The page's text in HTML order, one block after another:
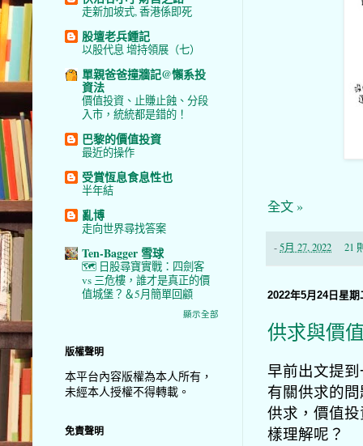
全文 »
-5月 27, 2022 21
2022年5月24日星期
供求與價
早前出文提
有關供求的
供求，價值
樣理解呢？
走新加坡式, 香港係即死
股壇老兵鍾記
以股代息 增持領展（七）
單親爸爸撞牆記@懶系投
資法
價值投資、止賺止蝕、分段
入市，統統都是錯的！
巴黎的價值投資
最近的操作
受賞恆息食息性也
半年結
亂博
走向世界尋找答案
Ten-Bagger 雪球
🗺️ 日股尋寶實戰：四劍客
vs 三危樓，誰才是真正的價
值城堡？＆5月簡單回顧
顯示全部
版權聲明
本平台內容版權為本人所有，
未經本人授權不得轉載。
免責聲明